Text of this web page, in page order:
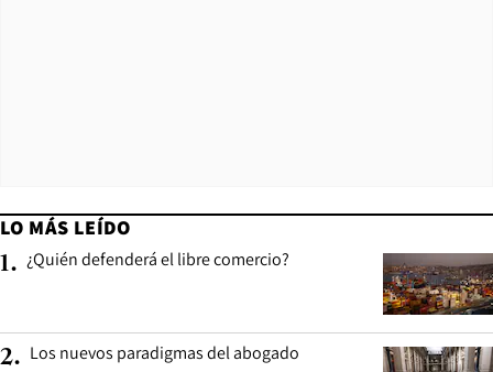
LO MÁS LEÍDO
1. ¿Quién defenderá el libre comercio?
2. Los nuevos paradigmas del abogado